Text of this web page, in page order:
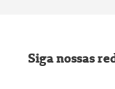
Siga nossas